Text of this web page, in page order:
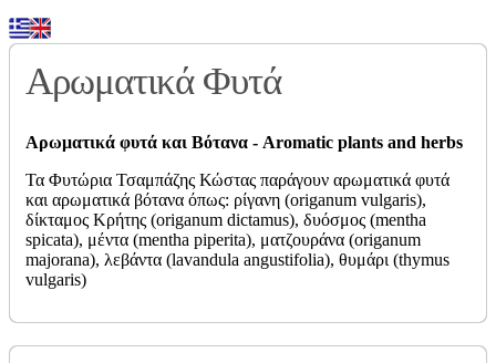
Αρωματικά Φυτά
Αρωματικά φυτά και Βότανα - Aromatic plants and herbs
Τα Φυτώρια Τσαμπάζης Κώστας παράγουν αρωματικά φυτά
και αρωματικά βότανα όπως: ρίγανη (origanum vulgaris),
δίκταμος Κρήτης (origanum dictamus), δυόσμος (mentha
spicata), μέντα (mentha piperita), ματζουράνα (origanum
majorana), λεβάντα (lavandula angustifolia), θυμάρι (thymus
vulgaris)